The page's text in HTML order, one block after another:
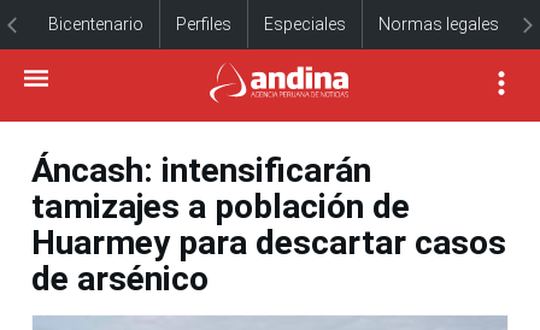
Bicentenario Perfiles Especiales Normas legales
Áncash: intensificarán
tamizajes a población de
Huarmey para descartar casos
de arsénico